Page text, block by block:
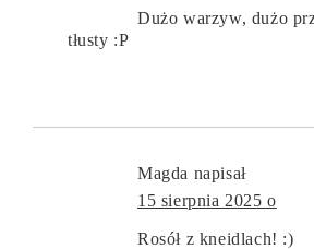
Dużo warzyw, dużo
tłusty :P
Magda napisał
15 sierpnia 2025 o
Rosół z kneidlach! :)